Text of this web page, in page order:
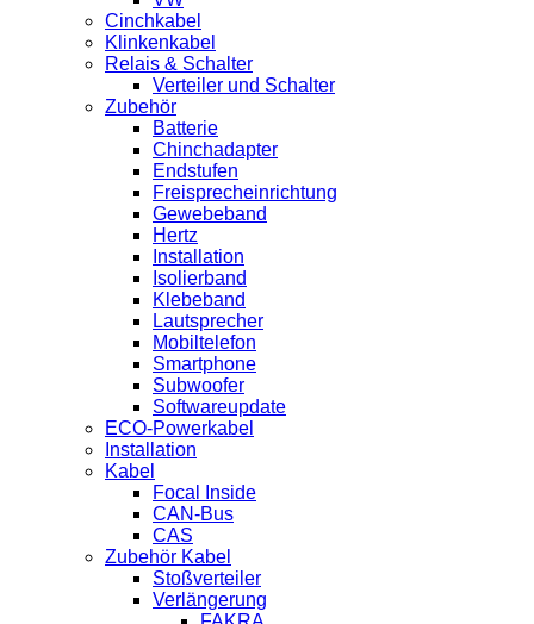
Cinchkabel
Klinkenkabel
Relais & Schalter
Verteiler und Schalter
Zubehör
Batterie
Chinchadapter
Endstufen
Freisprecheinrichtung
Gewebeband
Hertz
Installation
Isolierband
Klebeband
Lautsprecher
Mobiltelefon
Smartphone
Subwoofer
Softwareupdate
ECO-Powerkabel
Installation
Kabel
Focal Inside
CAN-Bus
CAS
Zubehör Kabel
Stoßverteiler
Verlängerung